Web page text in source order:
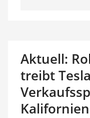
Aktuell:
treibt